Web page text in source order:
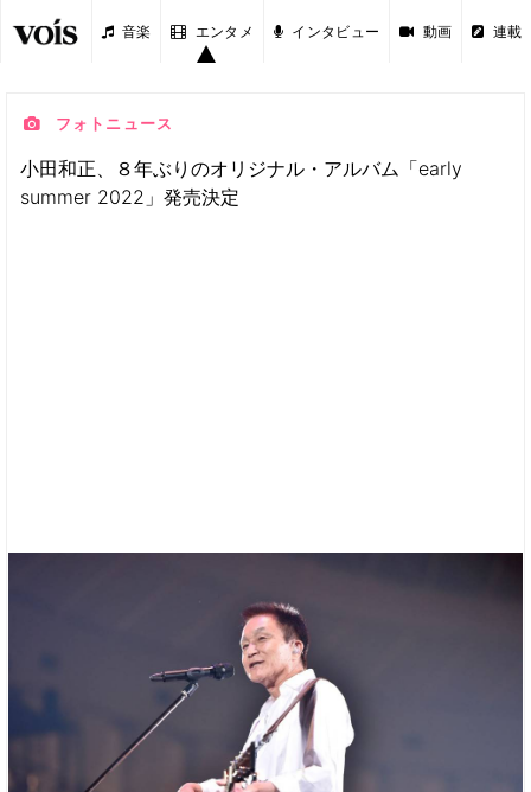
音楽 エンタメ インタビュー 動画 連載
フォトニュース
小田和正、８年ぶりのオリジナル・アルバム「early
summer 2022」発売決定